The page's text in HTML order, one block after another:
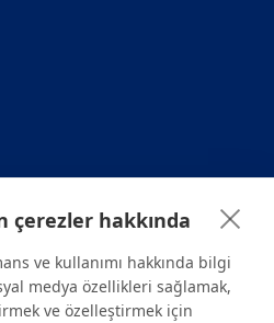
çerezler hakkında
ve kullanımı hakkında bilgi
medya özellikleri sağlamak,
ve özelleştirmek için